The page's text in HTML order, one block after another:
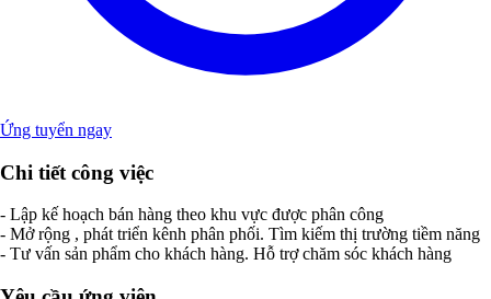
Ứng tuyển ngay
Chi tiết công việc
- Lập kế hoạch bán hàng theo khu vực được phân công
- Mở rộng , phát triển kênh phân phối. Tìm kiếm thị trường tiềm năng
- Tư vấn sản phẩm cho khách hàng. Hỗ trợ chăm sóc khách hàng